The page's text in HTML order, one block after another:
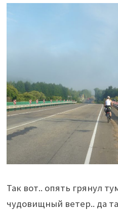
Так вот.. опять грянул
чудовищный ветер.. да